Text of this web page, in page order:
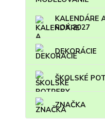
KALENDÁRE
ROK 2027
DEKORÁCIE
ŠKOLSKÉ
ZNAČKA